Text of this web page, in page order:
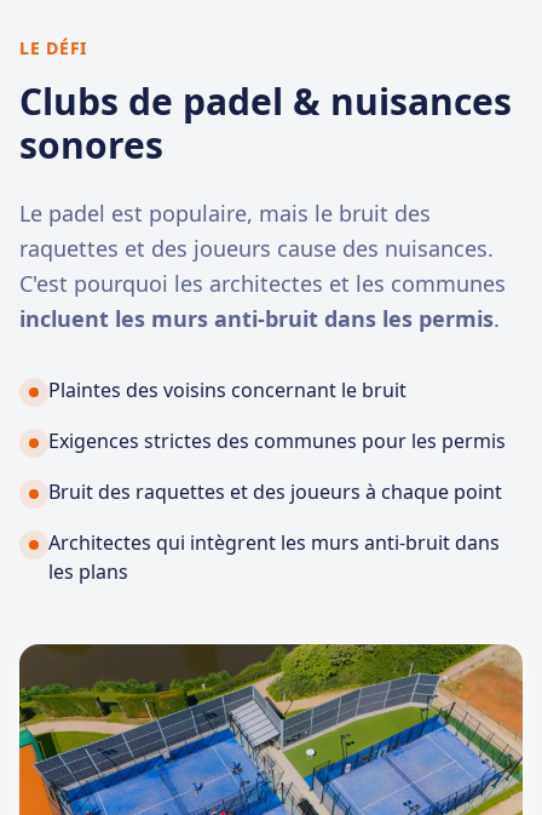
LE DÉFI
Clubs de padel & nuisances
sonores
Le padel est populaire, mais le bruit des
raquettes et des joueurs cause des nuisances.
C'est pourquoi les architectes et les communes
incluent les murs anti-bruit dans les permis.
Plaintes des voisins concernant le bruit
Exigences strictes des communes pour les permis
Bruit des raquettes et des joueurs à chaque point
Architectes qui intègrent les murs anti-bruit dans
les plans